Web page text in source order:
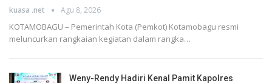
kuasa .net Agu 8, 2026
KOTAMOBAGU – Pemerintah Kota (Pemkot) Kotamobagu resmi
meluncurkan rangkaian kegiatan dalam rangka…
Weny-Rendy Hadiri Kenal Pamit Kapolres